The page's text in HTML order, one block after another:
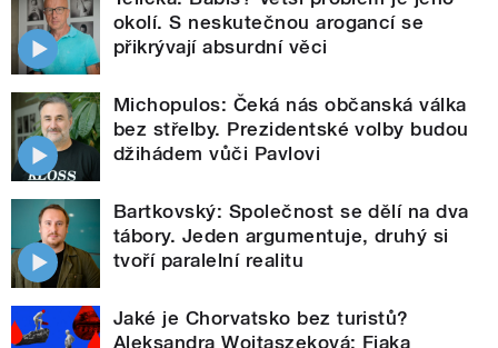
okolí. S neskutečnou arogancí se
přikrývají absurdní věci
Michopulos: Čeká nás občanská válka
bez střelby. Prezidentské volby budou
džihádem vůči Pavlovi
Bartkovský: Společnost se dělí na dva
tábory. Jeden argumentuje, druhý si
tvoří paralelní realitu
Jaké je Chorvatsko bez turistů?
Aleksandra Wojtaszeková: Fjaka